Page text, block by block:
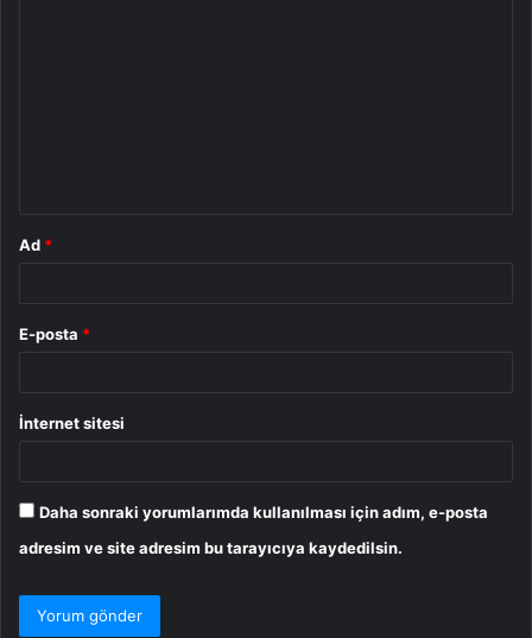
Ad *
E-posta *
İnternet sitesi
Daha sonraki yorumlarımda kullanılması için adım, e-posta
adresim ve site adresim bu tarayıcıya kaydedilsin.